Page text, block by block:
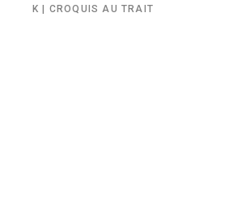
K | CROQUIS AU TRAIT